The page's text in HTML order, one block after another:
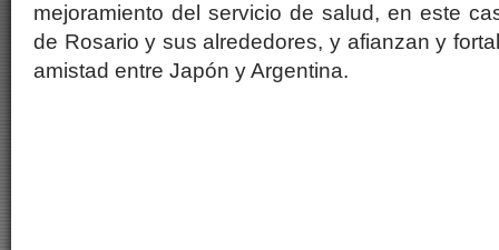
mejoramiento del servicio de salud, en este
de Rosario y sus alrededores, y afianzan y
amistad entre Japón y Argentina.